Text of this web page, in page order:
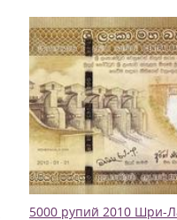
5000 рупий 2010 Шри-